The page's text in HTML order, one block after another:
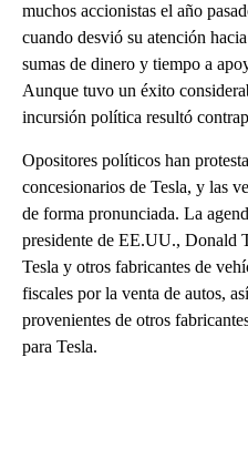
muchos accionistas el año
cuando desvió su atención
sumas de dinero y tiempo a
Aunque tuvo un éxito
incursión política resultó
Opositores políticos han
concesionarios de Tesla, y las
de forma pronunciada. La
presidente de EE.UU., Donald
Tesla y otros fabricantes de
fiscales por la venta de autos,
provenientes de otros
para Tesla.